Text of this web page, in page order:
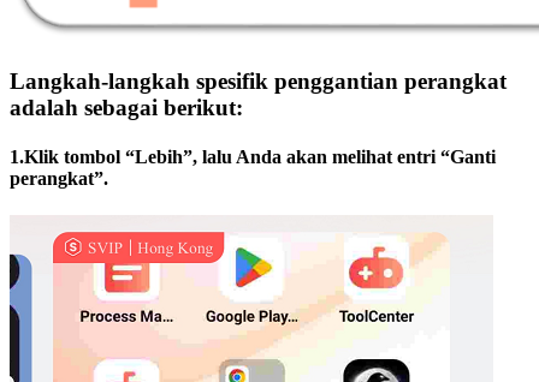
Langkah-langkah spesifik penggantian perangkat
adalah sebagai berikut:
1.Klik tombol “Lebih”, lalu Anda akan melihat entri “Ganti
perangkat”.